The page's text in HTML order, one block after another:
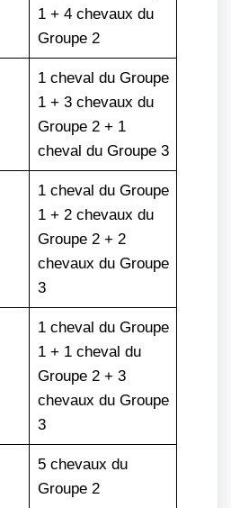
1 + 4 chevaux du
Groupe 2
1 cheval du Groupe
1 + 3 chevaux du
Groupe 2 + 1
cheval du Groupe 3
1 cheval du Groupe
1 + 2 chevaux du
Groupe 2 + 2
chevaux du Groupe
3
1 cheval du Groupe
1 + 1 cheval du
Groupe 2 + 3
chevaux du Groupe
3
5 chevaux du
Groupe 2